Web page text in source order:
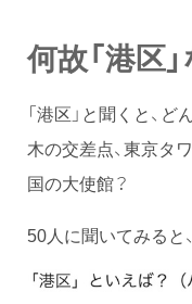
何故「港区
「港区」と聞くと、
木の交差点、東京タ
国の大使館？
50人に聞いてみると